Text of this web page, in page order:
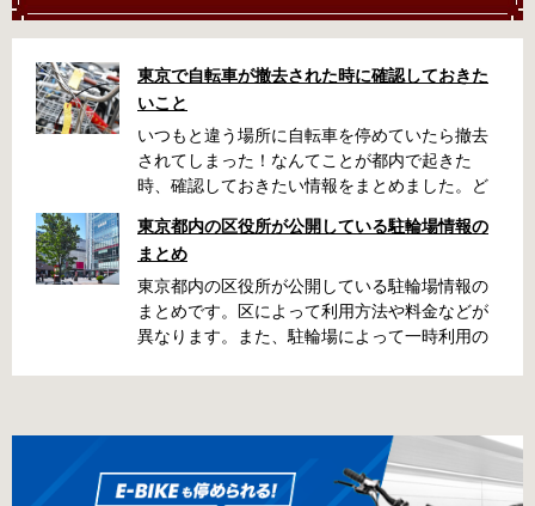
東京で自転車が撤去された時に確認しておきた
いこと
いつもと違う場所に自転車を停めていたら撤去
されてしまった！なんてことが都内で起きた
時、確認しておきたい情報をまとめました。ど
くらい？なんて疑問が浮かぶかと思います。事
前に確認していざという時対処しましょう。 千
代田区 / 新宿区 / 品川区 / 港区 / 中央区 / 大田区
/ 北区 / 墨田区 / 渋谷区 / 葛飾区 千代田区で撤去
された場合 猿楽町保管場所 住所 千代田区神田
の地図が置いてあります） 東京メトロ半蔵門
線、都営新宿・三田線神保町駅から徒歩7分 大
手町高架下自転車保管場所 住所 千代田区大手町
東京都内の区役所が公開している駐輪場情報の
まとめ
東京都内の区役所が公開している駐輪場情報の
まとめです。区によって利用方法や料金などが
異なります。また、駐輪場によって一時利用の
の自転車駐輪場 利用方法 利用登録申請書の提出
申請期間内に利用登録申請書（PDF：
1,396KB） と必要書類を環境まちづくり総務課